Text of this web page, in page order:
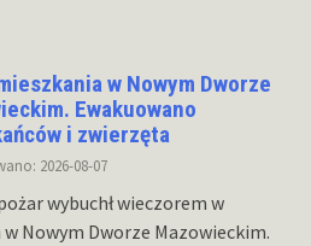
w Nowym Dworze
Ewakuowano
i zwierzęta
2026-08-07
wybuchł wieczorem w
Nowym Dworze Mazowieckim.